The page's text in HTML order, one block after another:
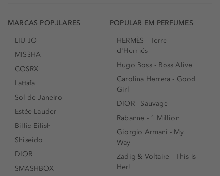
MARCAS POPULARES
LIU JO
MISSHA
COSRX
Lattafa
Sol de Janeiro
Estée Lauder
Billie Eilish
Shiseido
DIOR
SMASHBOX
POPULAR EM PERFUMES
HERMÈS - Terre
d'Hermés
Hugo Boss - Boss Alive
Carolina Herrera - Good
Girl
DIOR - Sauvage
Rabanne - 1 Million
Giorgio Armani - My
Way
Zadig & Voltaire - This is
Her!